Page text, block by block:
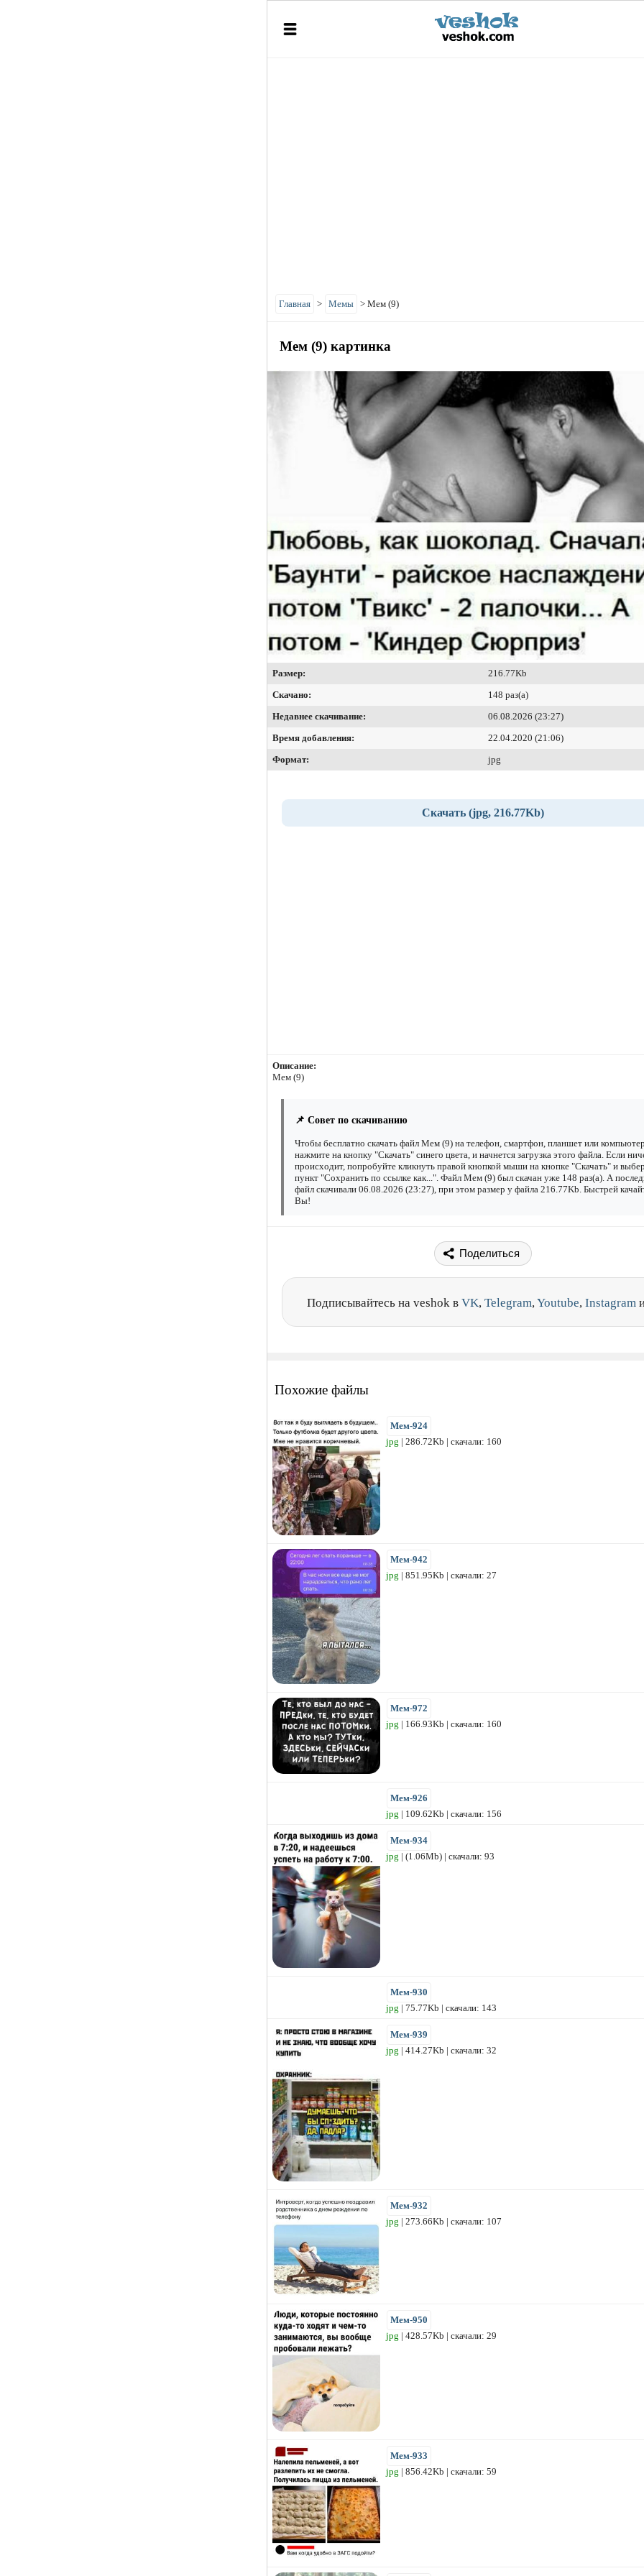
Главная > Мемы > Мем (9)
Мем (9) картинка
Размер:
216.77Kb
Скачано:
148 раз(а)
Недавнее скачивание:
06.08.2026 (23:27)
Время добавления:
22.04.2020 (21:06)
Формат:
jpg
Скачать (jpg, 216.77Kb)
Описание:
Мем (9)
📌 Совет по скачиванию
Чтобы бесплатно скачать файл Мем (9) на телефон, смартфон, планшет или
нажмите на кнопку "Скачать" синего цвета, и начнется загрузка этого файла. Если
происходит, попробуйте кликнуть правой кнопкой мыши на кнопке "Скачать" и
пункт "Сохранить по ссылке как...". Файл Мем (9) был скачан уже 148 раз(а). А
файл скачивали 06.08.2026 (23:27), при этом размер у файла 216.77Kb. Быстрей
Вы!
Поделиться
Подписывайтесь на veshok в VK, Telegram,Youtube, Instagram
Похожие файлы
Мем-924
jpg | 286.72Kb | скачали: 160
Мем-942
jpg | 851.95Kb | скачали: 27
Мем-972
jpg | 166.93Kb | скачали: 160
Мем-926
jpg | 109.62Kb | скачали: 156
Мем-934
jpg | (1.06Mb) | скачали: 93
Мем-930
jpg | 75.77Kb | скачали: 143
Мем-939
jpg | 414.27Kb | скачали: 32
Мем-932
jpg | 273.66Kb | скачали: 107
Мем-950
jpg | 428.57Kb | скачали: 29
Мем-933
jpg | 856.42Kb | скачали: 59